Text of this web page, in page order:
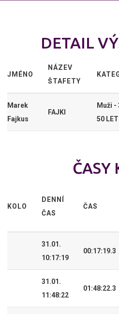
DETAIL
JMÉNO
NÁZEV
ŠTAFETY
Marek
Fajkus
FAJKI
Muži -
50 LET
ČASY
KOLO
DENNÍ
ČAS
ČAS
31.01.
10:17:19
00:17:19.3
31.01.
11:48:22
01:48:22.3